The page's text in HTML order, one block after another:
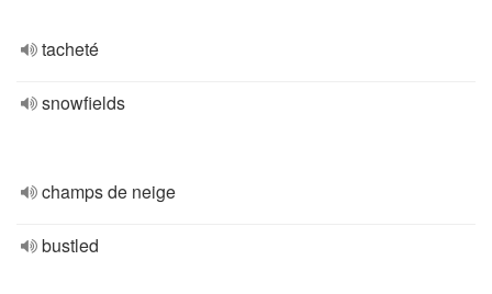
tacheté
snowfields
champs de neige
bustled